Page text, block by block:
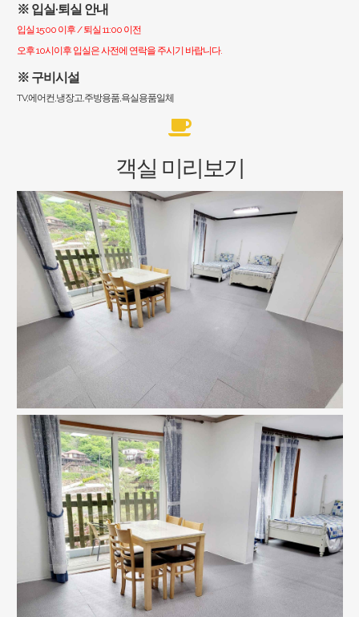
※ 입실·퇴실 안내
입실 15:00 이후 / 퇴실 11:00 이전
오후 10시이후 입실은 사전에 연락을 주시기 바랍니다.
※ 구비시설
TV,에어컨,냉장고,주방용품,욕실용품일체
객실 미리보기